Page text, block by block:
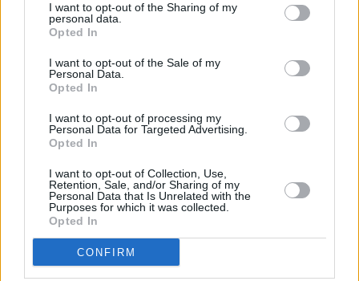
I want to opt-out of the Sharing of my
personal data.
Opted In
I want to opt-out of the Sale of my
Personal Data.
Opted In
I want to opt-out of processing my
Personal Data for Targeted Advertising.
Opted In
I want to opt-out of Collection, Use,
Retention, Sale, and/or Sharing of my
Personal Data that Is Unrelated with the
Purposes for which it was collected.
Opted In
CONFIRM
03/03/2022 • 10:07